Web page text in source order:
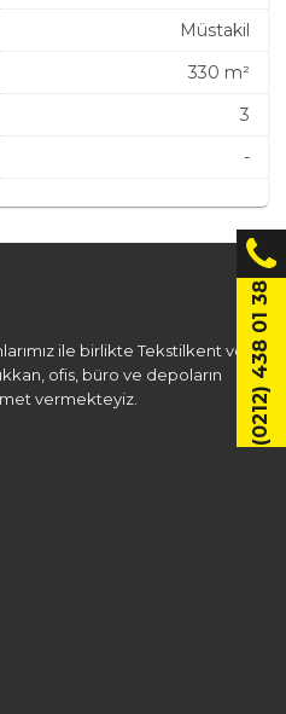
Müstakil
330 m²
3
-
ile birlikte Tekstilkent ve
ofis, büro ve depoların
vermekteyiz.
(0212) 438 01 38